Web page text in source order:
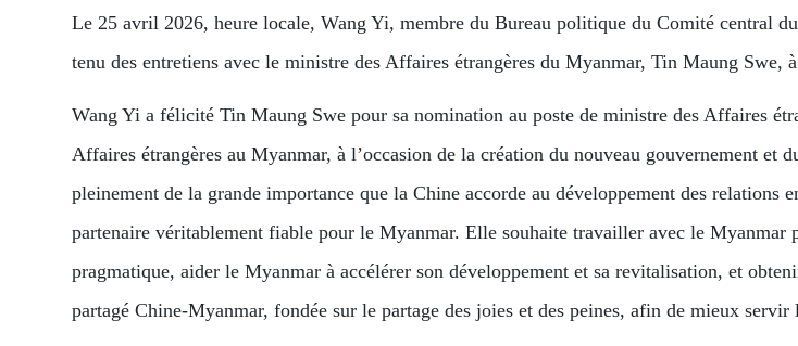
Le 25 avril 2026, heure locale, Wang Yi, membre du Bureau politique du Comité central
tenu des entretiens avec le ministre des Affaires étrangères du Myanmar, Tin Maung Swe,
Wang Yi a félicité Tin Maung Swe pour sa nomination au poste de ministre des Affaires
Affaires étrangères au Myanmar, à l’occasion de la création du nouveau gouvernement et
pleinement de la grande importance que la Chine accorde au développement des
partenaire véritablement fiable pour le Myanmar. Elle souhaite travailler avec le Myanmar
pragmatique, aider le Myanmar à accélérer son développement et sa revitalisation, et
partagé Chine-Myanmar, fondée sur le partage des joies et des peines, afin de mieux